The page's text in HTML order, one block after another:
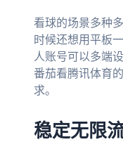
看球的场景多种
时候还想用平板
人账号可以多端
番茄看腾讯体育
求。
稳定无限